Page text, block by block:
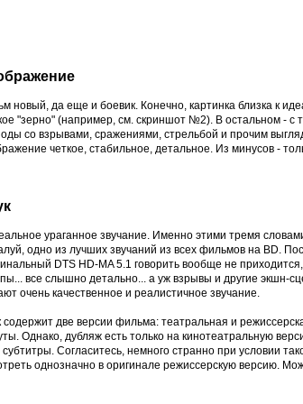
новый, да еще и боевик. Конечно, картинка близка к
"зерно" (например, см. скриншот №2). В остальном -
со взрывами, сражениями, стрельбой и прочим
четкое, стабильное, детальное. Из минусов -
ураганное звучание. Именно этими тремя
одно из лучших звучаний из всех фильмов на BD.
DTS HD-MA 5.1 говорить вообще не
все слышно детально... а уж взрывы и другие экшн-
очень качественное и реалистичное звучание.
содержит две версии фильма: театральная и
Однако, дубляж есть только на кинотеатральную
субтитры. Согласитесь, немного странно при условии
однозначно в оригинале режиссерскую версию.